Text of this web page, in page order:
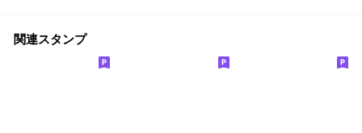
関連スタンプ